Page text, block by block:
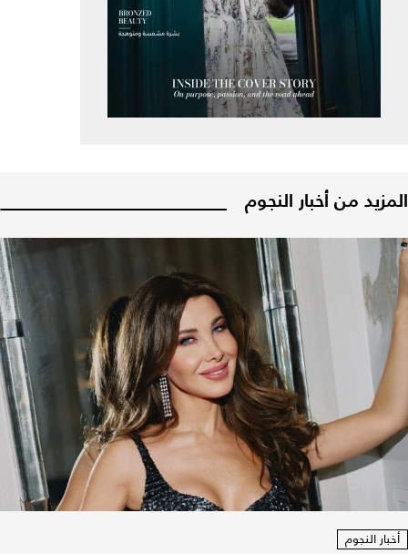
المزيد من أخبار النجوم
أخبار النجوم